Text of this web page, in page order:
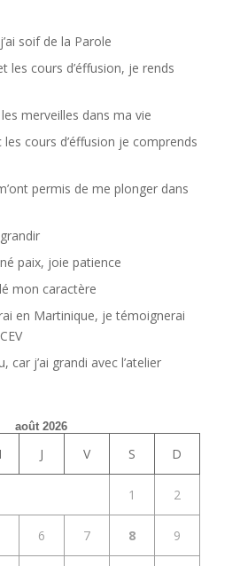
soif de la Parole
les cours d’éffusion, je rends
merveilles dans ma vie
les cours d’éffusion je comprends
permis de me plonger dans
paix, joie patience
mon caractère
en Martinique, je témoignerai
car j’ai grandi avec l’atelier
août 2026
J V S D
1 2
6 7 8 9